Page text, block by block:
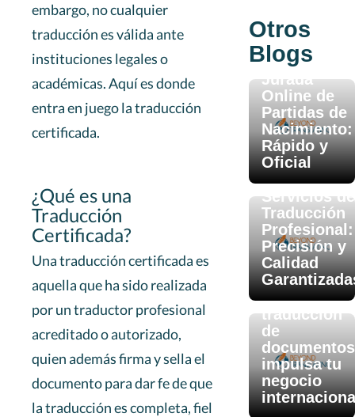
embargo, no cualquier
traducción es válida ante
instituciones legales o
académicas. Aquí es donde
entra en juego la traducción
certificada.
¿Qué es una
Traducción
Certificada?
Una traducción certificada es
aquella que ha sido realizada
por un traductor profesional
acreditado o autorizado,
quien además firma y sella el
documento para dar fe de que
la traducción es completa, fiel
Otros
Blogs
Traducción
Jurada
Online de
Partidas de
Nacimiento:
Rápido y
Oficial
Servicios de
Traducción
Profesional:
Precisión y
Calidad
Aug 12, 2025
Cómo la
traducción
de
documentos
impulsa tu
negocio